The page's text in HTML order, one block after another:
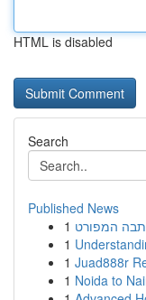
HTML is disabled
Search
Published News
1 המפורט
1
1 Juad888r
1 Noida to